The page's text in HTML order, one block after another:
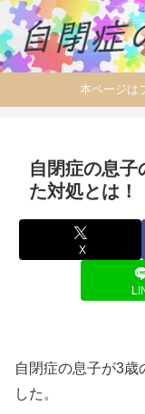
本ページは
自閉症の息子
た対処とは！
X
自閉症の息子が3
した。